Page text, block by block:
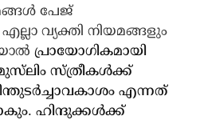
പേജ്
വ്യക്തി നിയമങ്ങളും
പ്രായോഗികമായി
സ്ത്രീകള്‍ക്ക്
എന്നത്
ഹിന്ദുക്കള്‍ക്ക്